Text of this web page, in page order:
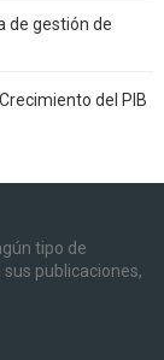
de gestión de
del PIB
tipo de
publicaciones,